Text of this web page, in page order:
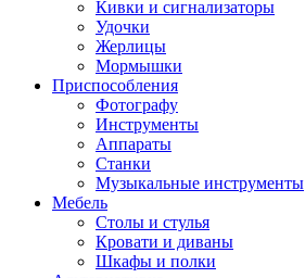
Кивки и сигнализаторы
Удочки
Жерлицы
Мормышки
Приспособления
Фотографу
Инструменты
Аппараты
Станки
Музыкальные инструменты
Мебель
Столы и стулья
Кровати и диваны
Шкафы и полки